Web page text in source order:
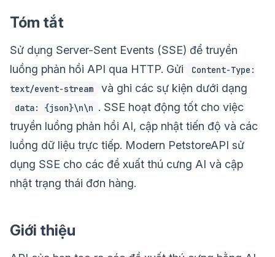
Tóm tắt
Sử dụng Server-Sent Events (SSE) để truyền
luồng phản hồi API qua HTTP. Gửi
Content-Type:
text/event-stream
và ghi các sự kiện dưới dạng
data: {json}\n\n . SSE hoạt động tốt cho việc
truyền luồng phản hồi AI, cập nhật tiến độ và các
luồng dữ liệu trực tiếp. Modern PetstoreAPI sử
dụng SSE cho các đề xuất thú cưng AI và cập
nhật trạng thái đơn hàng.
Giới thiệu